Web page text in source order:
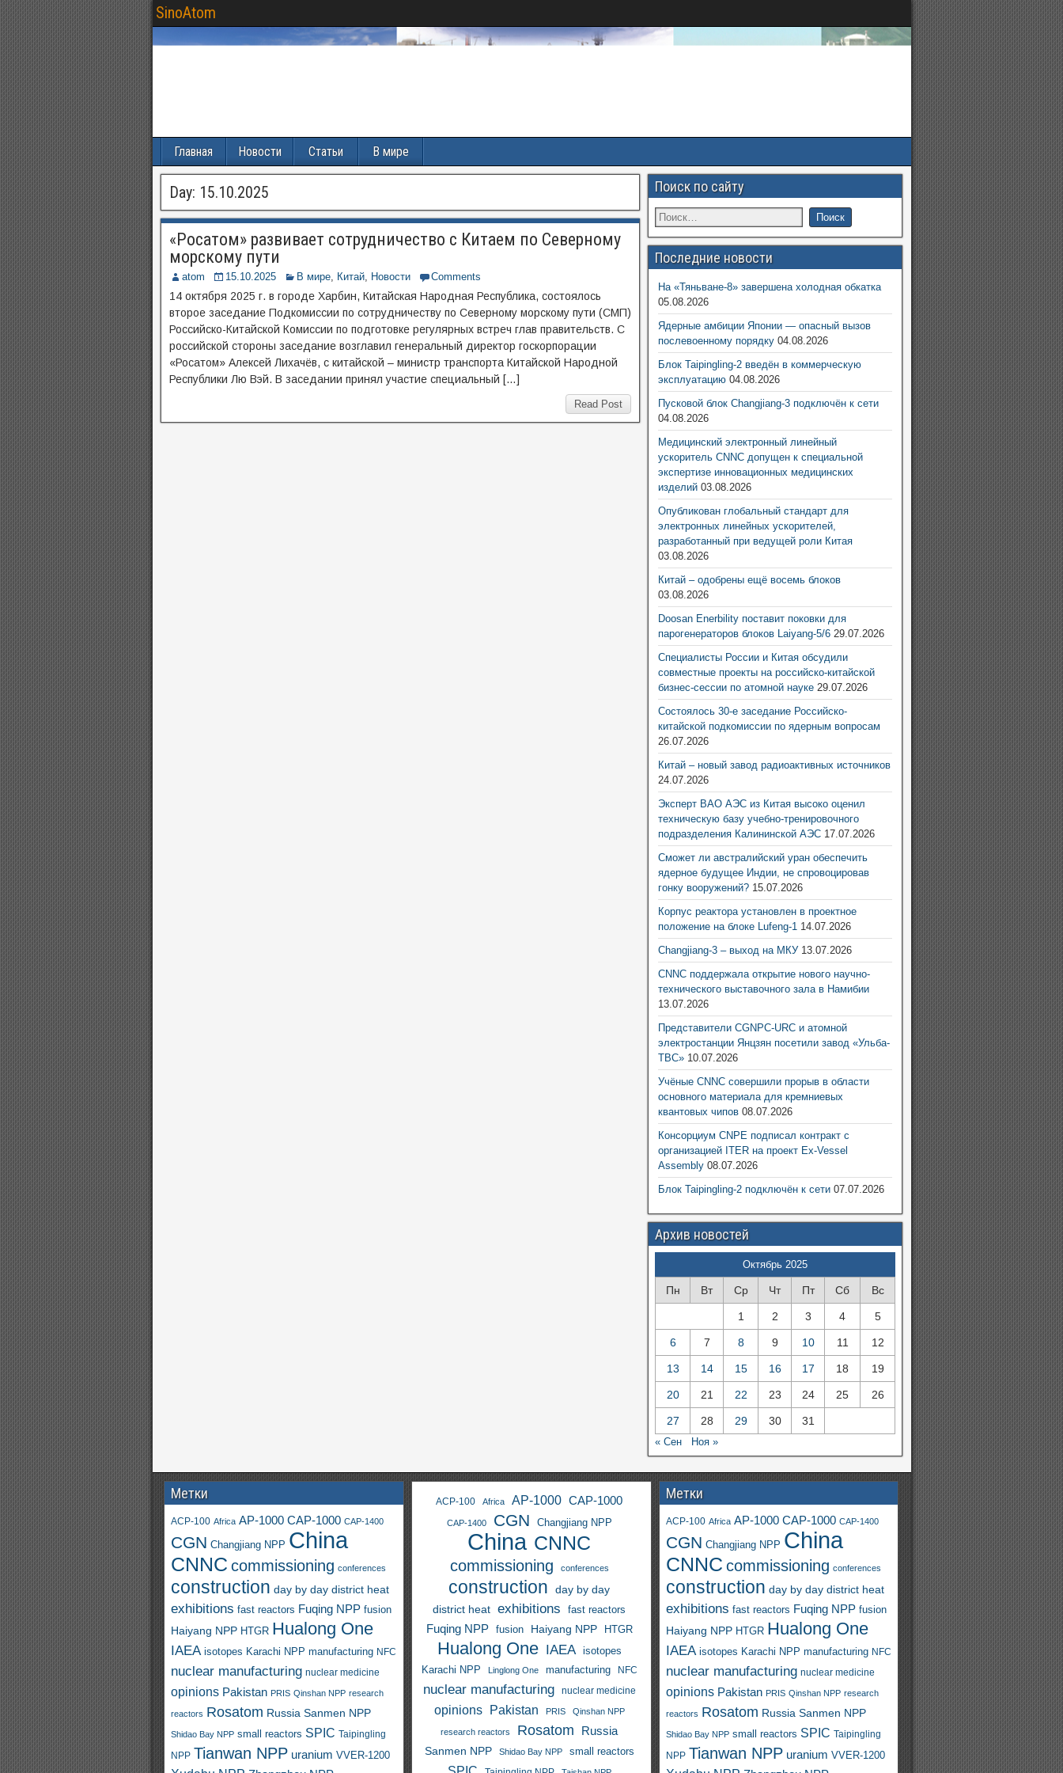
SinoAtom
Главная Новости Статьи В мире
Day: 15.10.2025
«Росатом» развивает сотрудничество с Китаем по Северному
морскому пути
atom 15.10.2025 В мире, Китай, Новости Comments
14 октября 2025 г. в городе Харбин, Китайская Народная Республика, состоялось
второе заседание Подкомиссии по сотрудничеству по Северному морскому пути (СМП)
Российско-Китайской Комиссии по подготовке регулярных встреч глав правительств. С
российской стороны заседание возглавил генеральный директор госкорпорации
«Росатом» Алексей Лихачёв, с китайской – министр транспорта Китайской Народной
Республики Лю Вэй. В заседании принял участие специальный […]
Read Post
Поиск по сайту
Последние новости
На «Тяньване-8» завершена холодная обкатка
05.08.2026
Ядерные амбиции Японии — опасный вызов
послевоенному порядку 04.08.2026
Блок Taipingling-2 введён в коммерческую
эксплуатацию 04.08.2026
Пусковой блок Changjiang-3 подключён к сети
04.08.2026
Медицинский электронный линейный
ускоритель CNNC допущен к специальной
экспертизе инновационных медицинских
изделий 03.08.2026
Опубликован глобальный стандарт для
электронных линейных ускорителей,
разработанный при ведущей роли Китая
03.08.2026
Китай – одобрены ещё восемь блоков
03.08.2026
Doosan Enerbility поставит поковки для
парогенераторов блоков Laiyang-5/6 29.07.2026
Специалисты России и Китая обсудили
совместные проекты на российско-китайской
бизнес-сессии по атомной науке 29.07.2026
Состоялось 30-е заседание Российско-
китайской подкомиссии по ядерным вопросам
26.07.2026
Китай – новый завод радиоактивных источников
24.07.2026
Эксперт ВАО АЭС из Китая высоко оценил
техническую базу учебно-тренировочного
подразделения Калининской АЭС 17.07.2026
Сможет ли австралийский уран обеспечить
ядерное будущее Индии, не спровоцировав
гонку вооружений? 15.07.2026
Корпус реактора установлен в проектное
положение на блоке Lufeng-1 14.07.2026
Changjiang-3 – выход на МКУ 13.07.2026
CNNC поддержала открытие нового научно-
технического выставочного зала в Намибии
13.07.2026
Представители CGNPC-URC и атомной
электростанции Янцзян посетили завод «Ульба-
ТВС» 10.07.2026
Учёные CNNC совершили прорыв в области
основного материала для кремниевых
квантовых чипов 08.07.2026
Консорциум CNPE подписал контракт с
организацией ITER на проект Ex-Vessel
Assembly 08.07.2026
Блок Taipingling-2 подключён к сети 07.07.2026
Архив новостей
Октябрь 2025
Пн Вт Ср Чт Пт Сб Вс
1 2 3 4 5
6 7 8 9 10 11 12
13 14 15 16 17 18 19
20 21 22 23 24 25 26
27 28 29 30 31
« Сен Ноя »
Метки
ACP-100 Africa AP-1000 CAP-1000 CAP-1400
CGN Changjiang NPP China
CNNC commissioning conferences
construction day by day district heat
exhibitions fast reactors Fuqing NPP fusion
Haiyang NPP HTGR Hualong One
IAEA isotopes Karachi NPP manufacturing NFC
nuclear manufacturing nuclear medicine
opinions Pakistan PRIS Qinshan NPP research
reactors Rosatom Russia Sanmen NPP
Shidao Bay NPP small reactors SPIC Taipingling
NPP Tianwan NPP uranium VVER-1200
ACP-100 Africa AP-1000 CAP-1000
CAP-1400 CGN Changjiang NPP
China CNNC
commissioning conferences
construction
day by day
district heat
exhibitions fast reactors
Fuqing NPP fusion Haiyang NPP HTGR
Hualong One IAEA
isotopes
Karachi NPP
Linglong One manufacturing NFC
nuclear manufacturing nuclear medicine
opinions Pakistan PRIS Qinshan NPP
research reactors Rosatom
Russia
Sanmen NPP
Shidao Bay NPP small reactors
Метки
ACP-100 Africa AP-1000 CAP-1000 CAP-1400
CGN Changjiang NPP China
CNNC commissioning conferences
construction day by day district heat
exhibitions fast reactors Fuqing NPP fusion
Haiyang NPP HTGR Hualong One
IAEA isotopes Karachi NPP manufacturing NFC
nuclear manufacturing nuclear medicine
opinions Pakistan PRIS Qinshan NPP research
reactors Rosatom Russia Sanmen NPP
Shidao Bay NPP small reactors SPIC Taipingling
NPP Tianwan NPP uranium VVER-1200